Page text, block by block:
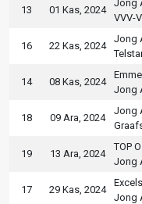
13 01 Kas, 2024
Jong
VVV-
16 22 Kas, 2024
Jong
14 08 Kas, 2024
Jong
18 09 Ara, 2024
Jong
19 13 Ara, 2024
TOP
Jong
17 29 Kas, 2024
Jong